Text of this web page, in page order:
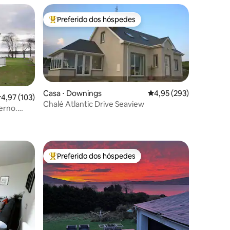
hóspedes
de uma avaliação média de 5, 103 avaliações
4,97 (103)
Entre os melhores preferidos dos hóspedes
Preferido dos hóspedes
Casa ⋅ Downings 4,95 de uma avaliação
4,95 (293)
Chalé Atlantic Drive Seaview
hóspedes Entre os melhores preferidos dos hóspedes
Preferido dos hóspedes